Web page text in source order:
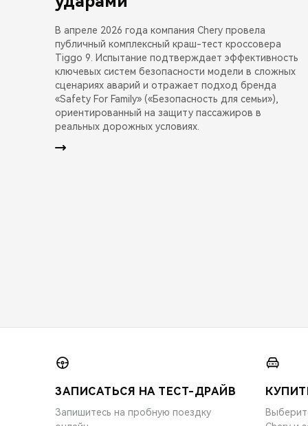
В апреле 2026 года компания Chery провела
публичный комплексный краш-тест кроссовера
Tiggo 9. Испытание подтверждает эффективность
ключевых систем безопасности модели в сложных
сценариях аварий и отражает подход бренда
«Safety For Family» («Безопасность для семьи»),
ориентированный на защиту пассажиров в
реальных дорожных условиях.
ЗАПИСАТЬСЯ НА ТЕСТ-ДРАЙВ
Запишитесь на пробную поездку